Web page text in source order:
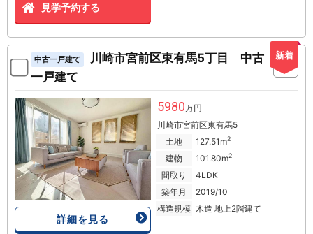
見学予約する
新着
中古一戸建て
川崎市宮前区東有馬5丁目 中古
一戸建て
詳細を見る
5980万円
川崎市宮前区東有馬5
土地
127.51m2
建物 101.80m2
間取り
4LDK
築年月
2019/10
構造規模 木造 地上2階建て